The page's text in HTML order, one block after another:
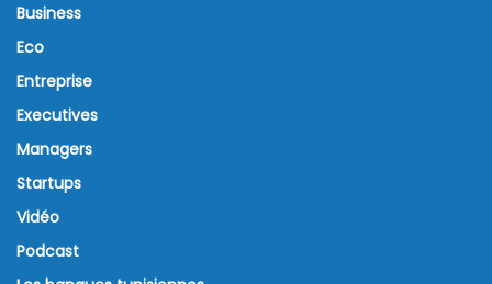
Business
Eco
Entreprise
Executives
Managers
Startups
Vidéo
Podcast